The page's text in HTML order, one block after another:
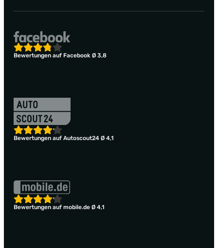
Bewertungen auf Facebook Ø 3,8
Bewertungen auf Autoscout24 Ø 4,1
Bewertungen auf mobile.de Ø 4,1